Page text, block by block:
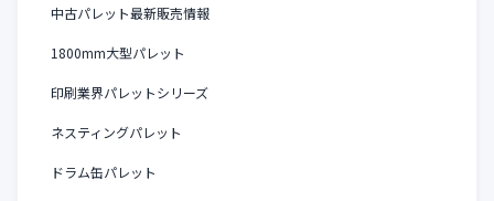
中古パレット最新販売情報
1800mm大型パレット
印刷業界パレットシリーズ
ネスティングパレット
ドラム缶パレット